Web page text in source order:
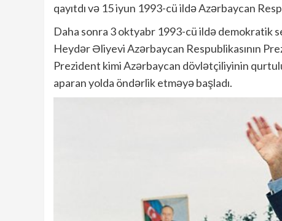
qayıtdı və 15 iyun 1993-cü ildə Azərbaycan
Daha sonra 3 oktyabr 1993-cü ildə demokratik
Heydər Əliyevi Azərbaycan Respublikasının
Prezident kimi Azərbaycan dövlətçiliyinin
aparan yolda öndərlik etməyə başladı.